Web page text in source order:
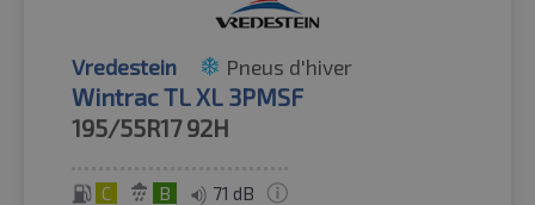
Vredestein Pneus d'hiver
Wintrac TL XL 3PMSF
195/55R17 92H
C B 71 dB